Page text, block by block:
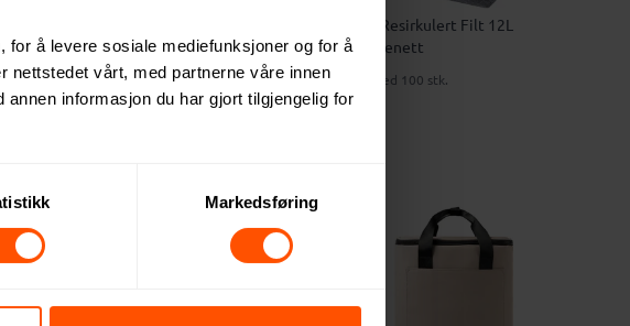
for å levere sosiale mediefunksjoner og for å
nettstedet vårt, med partnerne våre innen
informasjon du har gjort tilgjengelig for
Markedsføring
ved 50 stk.
Felta GRS Resirkulert Filt 12L
Kjølehandlenett
85 NOK ved 100 stk.